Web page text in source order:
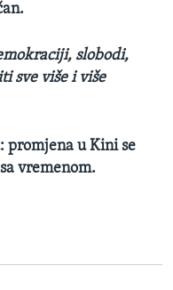
slobodi,
sve više i više
promjena u Kini se
vremenom.